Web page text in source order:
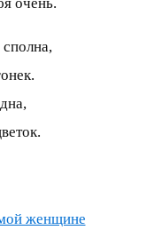
очень.
женщине